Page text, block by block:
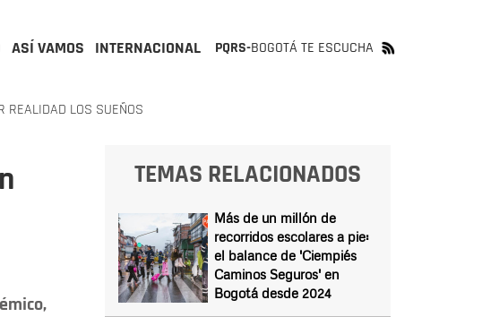
ASÍ VAMOS INTERNACIONAL PQRS-BOGOTÁ TE ESCUCHA
REALIDAD LOS SUEÑOS
TEMAS RELACIONADOS
Más de un millón de
recorridos escolares a pie:
el balance de 'Ciempiés
Caminos Seguros' en
Bogotá desde 2024